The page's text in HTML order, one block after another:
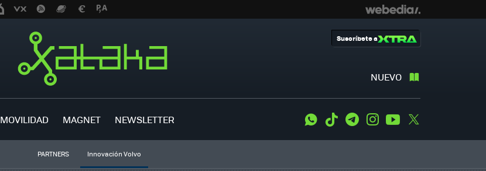
NUEVO
Suscríbete a
MOVILIDAD MAGNET NEWSLETTER WhatsApp
Tiktok TelegramInstagramYoutube
PARTNERS Innovación Volvo